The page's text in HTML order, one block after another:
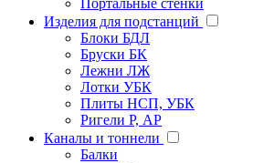
Изделия для подстанций
Блоки БДЛ
Бруски БК
Лежни ЛЖ
Лотки УБК
Плиты НСП, УБК
Ригели Р, АР
Каналы и тоннели
Балки